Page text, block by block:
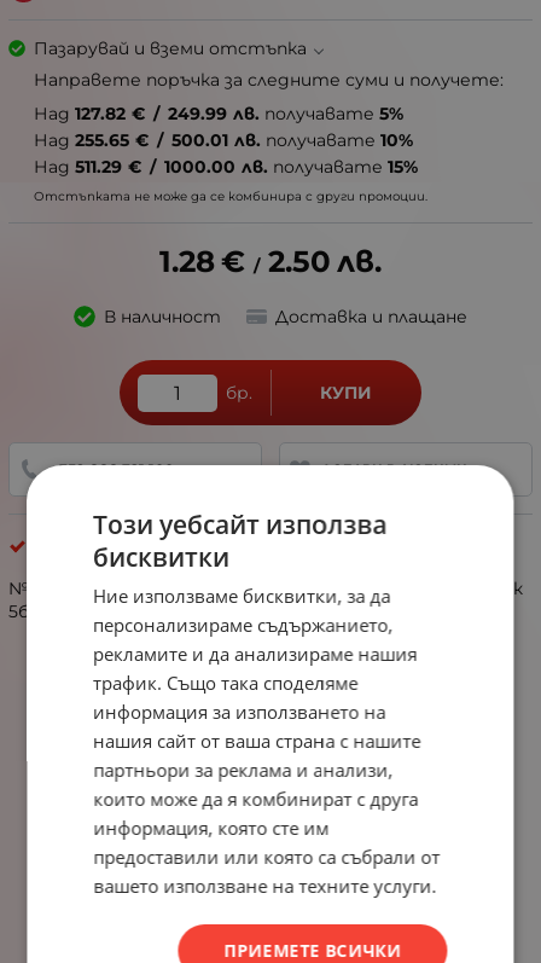
Пазарувай и вземи отстъпка
Направете поръчка за следните суми и получете:
Над 127.82 € / 249.99 лв. получавате 5%
Над 255.65 € / 500.01 лв. получавате 10%
Над 511.29 € / 1000.00 лв. получавате 15%
Отстъпката не може да се комбинира с други промоции.
1.28€ / 2.50 лв.
В наличност Доставка и плащане
бр. КУПИ
+359 888 321 100 ДОБАВИ В ЛЮБИМИ
Силиконови Фигурки
№317039 мъниста силикон топче 12мм отвор 1.5мм 1пак
5бр
Този уебсайт използва
бисквитки
Ние използваме бисквитки, за да
персонализираме съдържанието,
рекламите и да анализираме нашия
трафик. Също така споделяме
информация за използването на
нашия сайт от ваша страна с нашите
партньори за реклама и анализи,
които може да я комбинират с друга
информация, която сте им
предоставили или която са събрали от
вашето използване на техните услуги.
ПРИЕМЕТЕ ВСИЧКИ